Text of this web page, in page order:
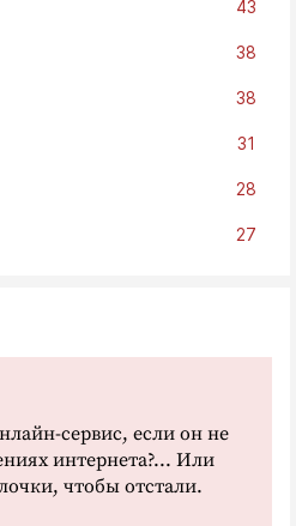
43
38
38
31
28
27
сервис, если он не
интернета?... Или
чтобы отстали.